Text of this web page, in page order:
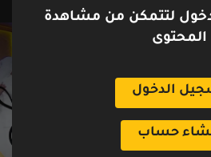
لتتمكن من مشاهدة
المحتوى
الدخول
حساب